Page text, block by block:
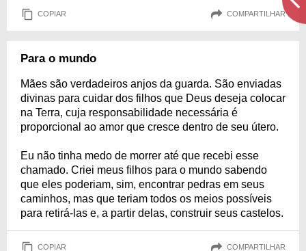
COPIAR COMPARTILHAR
Para o mundo
Mães são verdadeiros anjos da guarda. São enviadas
divinas para cuidar dos filhos que Deus deseja colocar
na Terra, cuja responsabilidade necessária é
proporcional ao amor que cresce dentro de seu útero.
Eu não tinha medo de morrer até que recebi esse
chamado. Criei meus filhos para o mundo sabendo
que eles poderiam, sim, encontrar pedras em seus
caminhos, mas que teriam todos os meios possíveis
para retirá-las e, a partir delas, construir seus castelos.
COPIAR COMPARTILHAR